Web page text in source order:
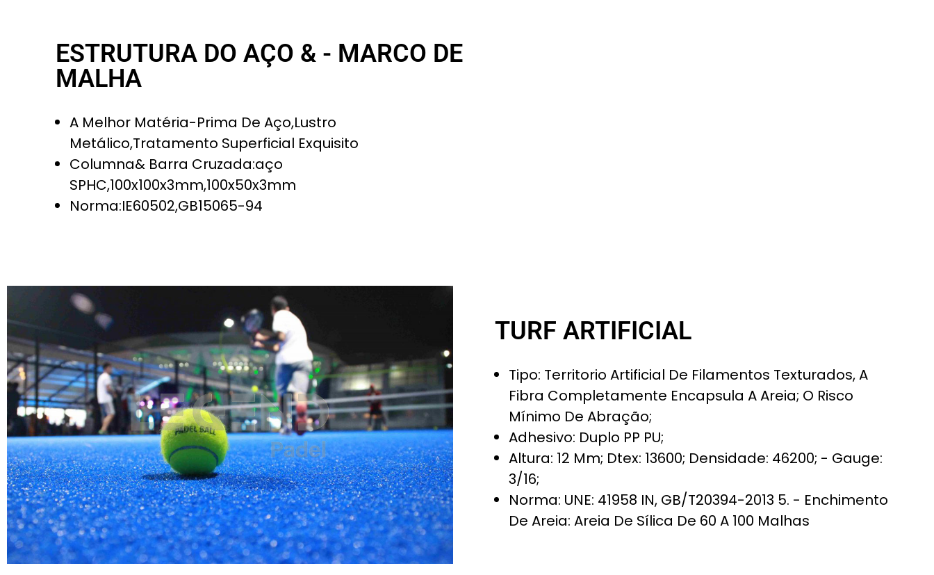
ESTRUTURA DO AÇO & - MARCO DE
MALHA
A Melhor Matéria-Prima De Aço,lustro
Metálico,tratamento Superficial Exquisito
Columna& Barra Cruzada:aço
SPHC,100x100x3mm,100x50x3mm
Norma:IE60502,GB15065-94
TURF ARTIFICIAL
Tipo: Territorio Artificial De Filamentos Texturados, A
Fibra Completamente Encapsula A Areia; O Risco
Mínimo De Abração;
Adhesivo: Duplo PP PU;
Altura: 12 Mm; Dtex: 13600; Densidade: 46200; - Gauge:
3/16;
Norma: UNE: 41958 IN, GB/T20394-2013 5. - Enchimento
De Areia: Areia De Sílica De 60 A 100 Malhas